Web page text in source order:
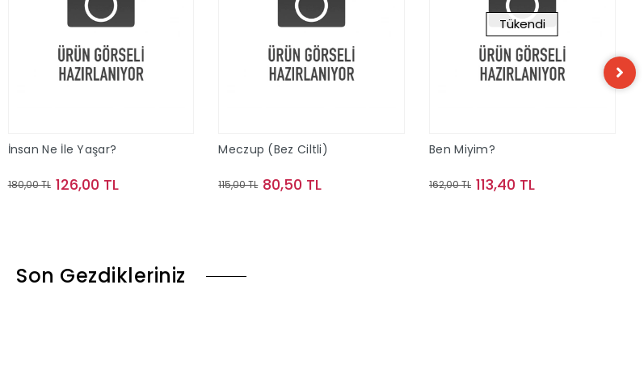
İnsan Ne İle Yaşar?
180,00 TL 126,00 TL
Meczup (Bez Ciltli)
115,00 TL 80,50 TL
Tükendi
Ben Miyim?
162,00 TL 113,40 TL
Son Gezdikleriniz